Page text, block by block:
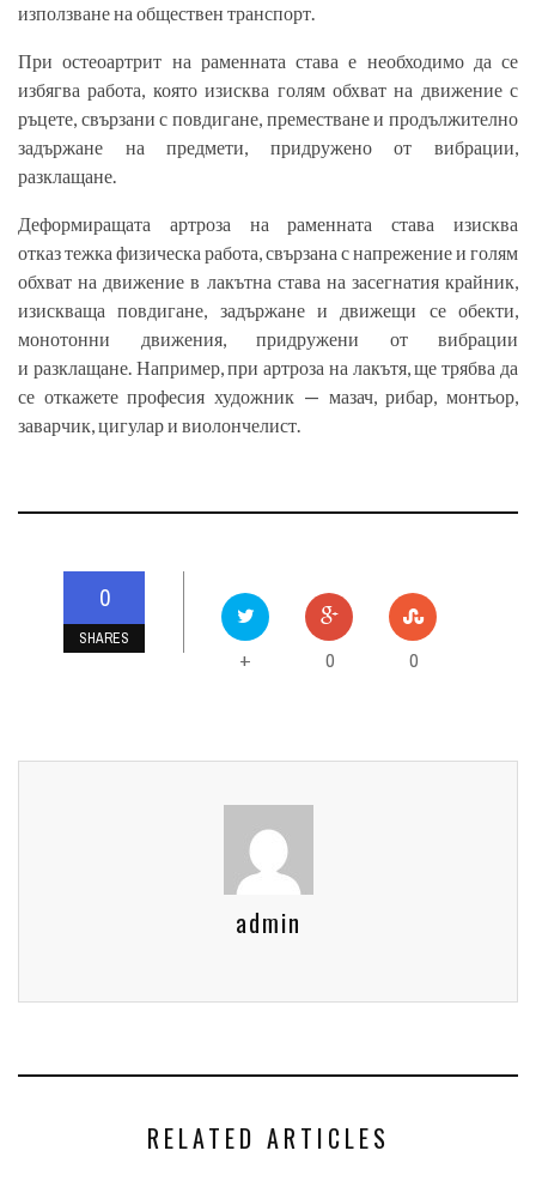
използване на обществен транспорт.
При остеоартрит на раменната става е необходимо да се
избягва работа, която изисква голям обхват на движение с
ръцете, свързани с повдигане, преместване и продължително
задържане на предмети, придружено от вибрации,
разклащане.
Деформиращата артроза на раменната става изисква
отказ тежка физическа работа, свързана с напрежение и голям
обхват на движение в лакътна става на засегнатия крайник,
изискваща повдигане, задържане и движещи се обекти,
монотонни движения, придружени от вибрации
и разклащане. Например, при артроза на лакътя, ще трябва да
се откажете професия художник — мазач, рибар, монтьор,
заварчик, цигулар и виолончелист.
0
SHARES
+ 0 0
admin
RELATED ARTICLES